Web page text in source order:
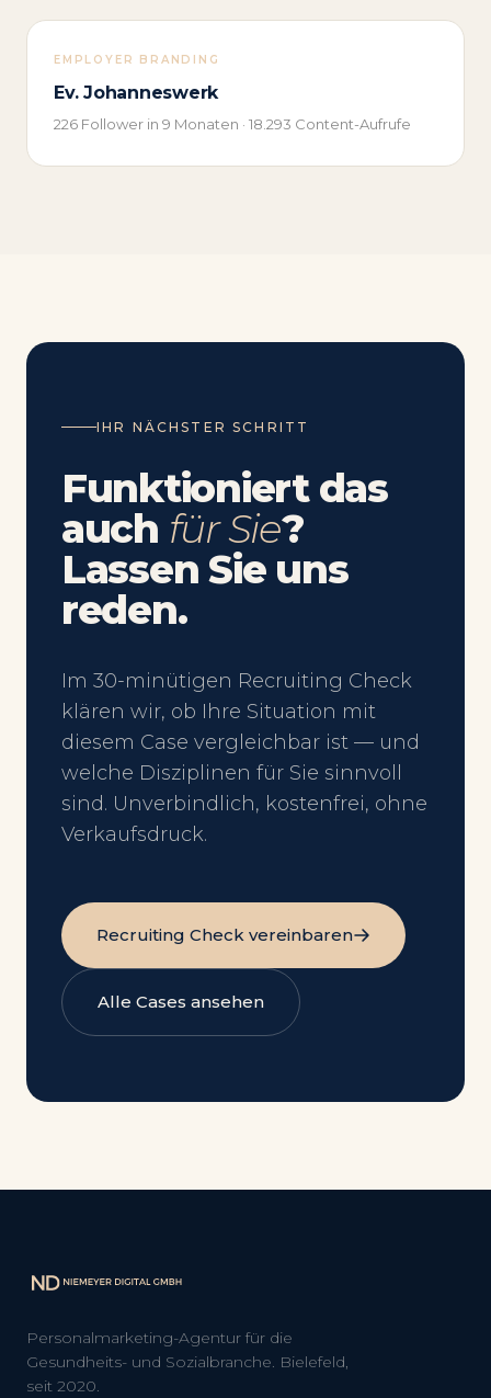
EMPLOYER BRANDING
Ev. Johanneswerk
226 Follower in 9 Monaten · 18.293 Content-Aufrufe
IHR NÄCHSTER SCHRITT
Funktioniert das
auch für Sie?
Lassen Sie uns
reden.
Im 30-minütigen Recruiting Check
klären wir, ob Ihre Situation mit
diesem Case vergleichbar ist — und
welche Disziplinen für Sie sinnvoll
sind. Unverbindlich, kostenfrei, ohne
Verkaufsdruck.
Recruiting Check vereinbaren
Alle Cases ansehen
Personalmarketing-Agentur für die
Gesundheits- und Sozialbranche. Bielefeld,
seit 2020.